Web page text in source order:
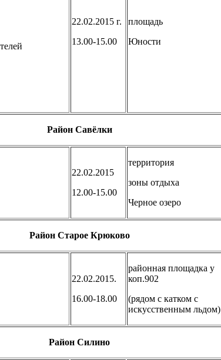
22.02.2015 г.
13.00-15.00
площадь
Юности
Район Савёлки
22.02.2015
12.00-15.00
территория
зоны отдыха
Черное озеро
Район Старое Крюково
22.02.2015.
16.00-18.00
районная площадка у
коп.902
(рядом с катком с
искусственным льдом)
Район Силино